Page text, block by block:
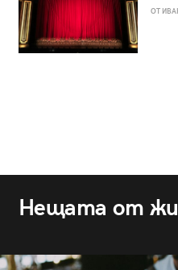
ОТ
Нещата от